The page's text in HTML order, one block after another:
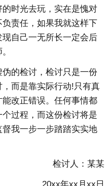
时光去玩，实在是愧对
责任，如果我就这样下
自己一无所长一定会后
的检讨，检讨只是一份
而是靠实际行动!只有真
改正错误。任何事情都
过程，而这份检讨将是
我一步一步踏踏实实地
检讨人：某某